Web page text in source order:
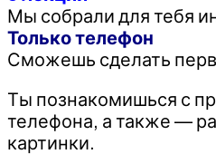
Мы собрали для тебя
Только телефон
Сможешь сделать
Ты познакомишься с
телефона, а также —
картинки.